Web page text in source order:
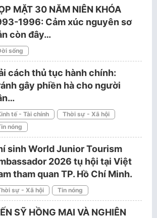
MẶT 30 NĂM NIÊN KHÓA
1996: Cảm xúc nguyên sơ
còn đây…
sống
cách thủ tục hành chính:
gây phiền hà cho người
tế - Tài chính
Thời sự - Xã hội
nóng
sinh World Junior Tourism
2026 tụ hội tại Việt
tham quan TP. Hồ Chí Minh.
sự - Xã hội Tin nóng
SỸ HỒNG MAI VÀ NGHIÊN